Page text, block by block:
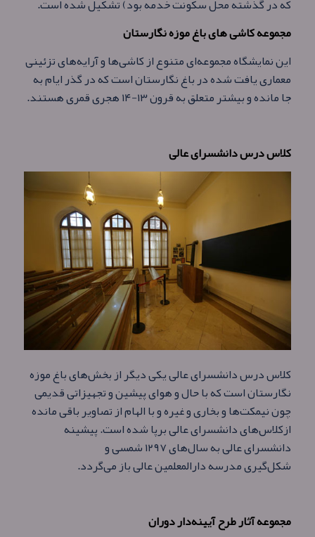
که در گذشته محل سکونت خدمه بود) تشکیل شده است.
مجموعه کاشی های باغ موزه نگارستان
این نمایشگاه مجموعه‌ای متنوع از کاشی‌ها و آرایه‌های تزئینی
معماری یافت شده در باغ نگارستان است که در گذر ایام به
جا مانده و بیشتر متعلق به قرون ۱۳-۱۴ هجری قمری هستند.
کلاس درس دانشسرای عالی
کلاس درس دانشسرای عالی یکی دیگر از بخش‌های باغ موزه
نگارستان است که با حال و هوای پیشین و تجهیزاتی قدیمی
چون نیمکت‌ها و بخاری و غیره و با الهام از تصاویر باقی مانده
ازکلاس‌های دانشسرای عالی برپا شده است. پیشینه
دانشسرای عالی به سال‌های ۱۲۹۷ شمسی و
شکل‌گیری مدرسه دارالمعلمین عالی باز می‌گردد.
مجموعه آثار طرح آیینه‌دار دوران